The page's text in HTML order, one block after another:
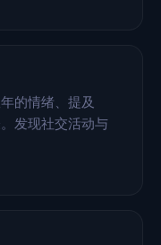
的情绪、提及
发现社交活动与